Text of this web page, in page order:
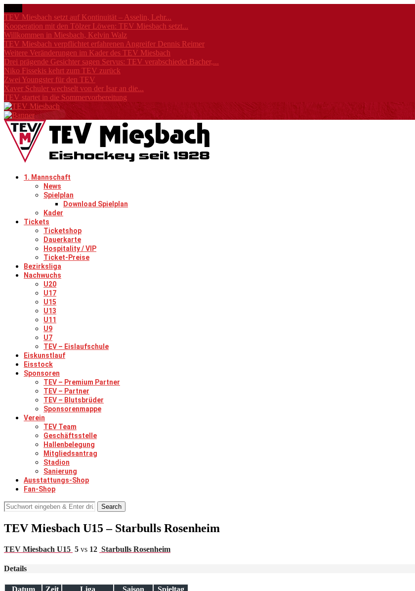
TEV Miesbach setzt auf Kontinuität – Asselin, Lehr...
Kooperation mit den Tölzer Löwen: TEV Miesbach setzt...
Willkommen in Miesbach, Kelvin Walz
TEV Miesbach verpflichtet erfahrenen Angreifer Dennis Reimer
Weitere Veränderungen im Kader des TEV Miesbach
Drei prägende Gesichter sagen Servus: TEV verabschiedet Bacher,...
Niko Fissekis kehrt zum TEV zurück
Zwei Youngster für den TEV
Xaver Schuler wechselt von der Isar an die...
TEV startet in die Sommervorbereitung
1. Mannschaft
News
Spielplan
Download Spielplan
Kader
Tickets
Ticketshop
Dauerkarte
Hospitality / VIP
Ticket-Preise
Bezirksliga
Nachwuchs
U20
U17
U15
U13
U11
U9
U7
TEV – Eislaufschule
Eiskunstlauf
Eisstock
Sponsoren
TEV – Premium Partner
TEV – Partner
TEV – Blutsbrüder
Sponsorenmappe
Verein
TEV Team
Geschäftsstelle
Hallenbelegung
Mitgliedsantrag
Stadion
Sanierung
Ausstattungs-Shop
Fan-Shop
Search
TEV Miesbach U15 – Starbulls Rosenheim
TEV Miesbach U15 5 vs 12 Starbulls Rosenheim
Details